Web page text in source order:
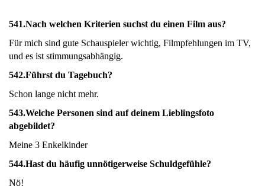
541.Nach welchen Kriterien suchst du einen Film aus?
Für mich sind gute Schauspieler wichtig, Filmpfehlungen im TV,
und es ist stimmungsabhängig.
542.Führst du Tagebuch?
Schon lange nicht mehr.
543.Welche Personen sind auf deinem Lieblingsfoto
abgebildet?
Meine 3 Enkelkinder
544.Hast du häufig unnötigerweise Schuldgefühle?
Nö!